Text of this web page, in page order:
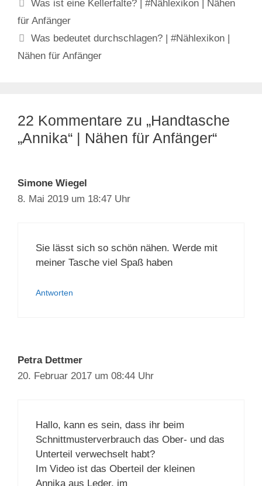
22 Kommentare zu „Handtasche
„Annika“ | Nähen für Anfänger“
Simone Wiegel
Sie lässt sich so schön nähen. Werde mit
Petra Dettmer
Hallo, kann es sein, dass ihr beim
Schnittmusterverbrauch das Ober- und
das Unterteil verwechselt habt?
Im Video ist das Oberteil der kleinen